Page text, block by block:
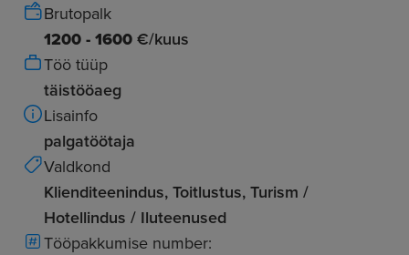
Brutopalk
1200 - 1600 €/kuus
Töö tüüp
täistööaeg
Lisainfo
palgatöötaja
Valdkond
Klienditeenindus, Toitlustus, Turism /
Hotellindus / Iluteenused
Tööpakkumise number: